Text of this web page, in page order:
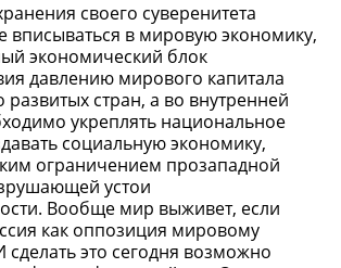
своего суверенитета
вписываться в мировую экономику,
экономический блок
давлению мирового капитала
развитых стран, а во внутренней
укреплять национальное
социальную экономику,
ограничением прозападной
устои
Вообще мир выживет, если
как оппозиция мировому
сделать это сегодня возможно